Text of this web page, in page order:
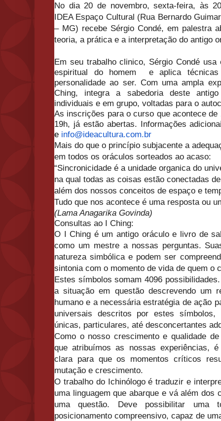
No dia 20 de novembro, sexta-feira, às
IDEA Espaço Cultural (Rua Bernardo
– MG) recebe Sérgio Condé, em palestra
teoria, a prática e a interpretação do antigo
Em seu trabalho clinico, Sérgio Condé
espiritual do homem e aplica
personalidade ao ser. Com uma ampla
Ching, integra a sabedoria deste
individuais e em grupo, voltadas para o
As inscrições para o curso que acontece
19h, já estão abertas. Informações
e info@ideacultura.com.br
Mais do que o princípio subjacente a
em todos os oráculos sorteados ao acaso:
“Sincronicidade é a unidade organica do
na qual todas as coisas estão conectadas
além dos nossos conceitos de espaço e
Tudo que nos acontece é uma resposta ou
(Lama Anagarika Govinda)
Consultas ao I Ching:
O I Ching é um antigo oráculo e livro de
como um mestre a nossas perguntas.
natureza simbólica e podem ser
sintonia com o momento de vida de quem o
Estes símbolos somam 4096
a situação em questão descrevendo um
humano e a necessária estratégia de ação
universais descritos por estes símbolos,
únicas, particulares, até desconcertantes
Como o nosso crescimento e qualidade
que atribuímos as nossas experiências,
clara para que os momentos críticos
mutação e crescimento.
O trabalho do Ichinólogo é traduzir e
uma linguagem que abarque e vá além dos
uma questão. Deve possibilitar uma
posicionamento compreensivo, capaz de